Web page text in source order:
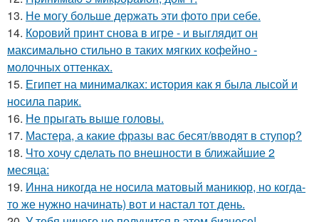
13. Не могу больше держать эти фото при себе.
14. Коровий принт снова в игре - и выглядит он
максимально стильно в таких мягких кофейно -
молочных оттенках.
15. Египет на минималках: история как я была лысой и
носила парик.
16. Не прыгать выше головы.
17. Мастера, а какие фразы вас бесят/вводят в ступор?
18. Что хочу сделать по внешности в ближайшие 2
месяца:
19. Инна никогда не носила матовый маникюр, но когда-
то же нужно начинать) вот и настал тот день.